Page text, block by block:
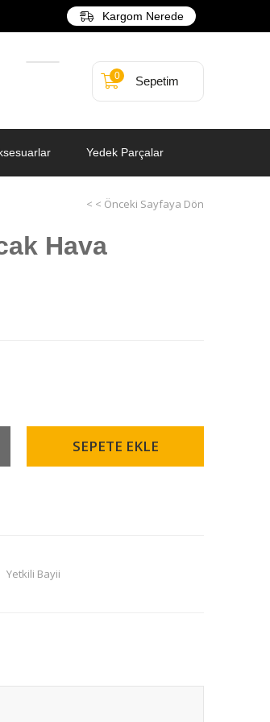
Kargom Nerede
Sepetim
0
Yedek Parçalar
< < Önceki Sayfaya Dön
Hava
Yetkili Bayii